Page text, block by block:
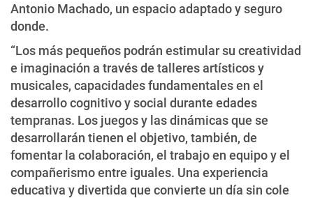
Antonio Machado, un espacio adaptado y seguro
donde.
“Los más pequeños podrán estimular su creatividad
e imaginación a través de talleres artísticos y
musicales, capacidades fundamentales en el
desarrollo cognitivo y social durante edades
tempranas. Los juegos y las dinámicas que se
desarrollarán tienen el objetivo, también, de
fomentar la colaboración, el trabajo en equipo y el
compañerismo entre iguales. Una experiencia
educativa y divertida que convierte un día sin cole